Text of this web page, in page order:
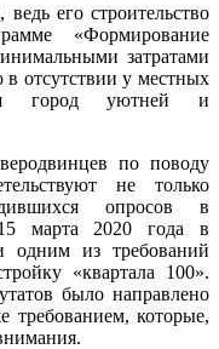
его строительство
«Формирование
затратами
отсутствии у местных
город уютней и
по поводу
не только
опросов в
15 марта 2020 года в
одним из требований
«квартала 100».
было направлено
требованием, которые,